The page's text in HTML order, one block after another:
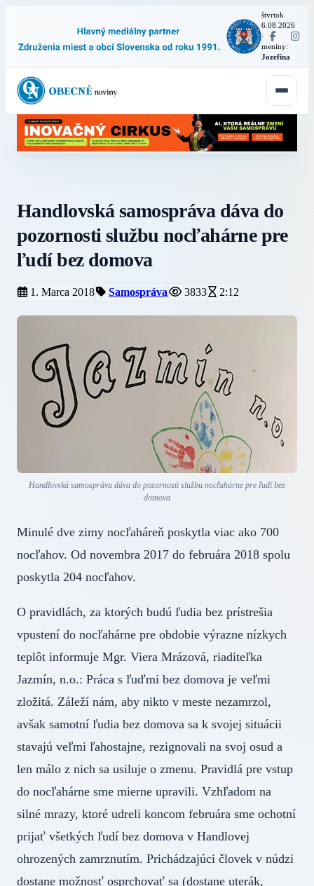
štvrtok
6.08.2026
·
meniny:
Jozefína
Handlovská samospráva dáva do
pozornosti službu nocľahárne pre
ľudí bez domova
1. Marca 2018 Samospráva 3833 2:12
Handlovská samospráva dáva do pozornosti službu nocľahárne pre ľudí bez
domova
Minulé dve zimy nocľaháreň poskytla viac ako 700
nocľahov. Od novembra 2017 do februára 2018 spolu
poskytla 204 nocľahov.
O pravidlách, za ktorých budú ľudia bez prístrešia
vpustení do nocľahárne pre obdobie výrazne nízkych
teplôt informuje Mgr. Viera Mrázová, riaditeľka
Jazmín, n.o.: Práca s ľuďmi bez domova je veľmi
zložitá. Záleží nám, aby nikto v meste nezamrzol,
avšak samotní ľudia bez domova sa k svojej situácii
stavajú veľmi ľahostajne, rezignovali na svoj osud a
len málo z nich sa usiluje o zmenu. Pravidlá pre vstup
do nocľahárne sme mierne upravili. Vzhľadom na
silné mrazy, ktoré udreli koncom februára sme ochotní
prijať všetkých ľudí bez domova v Handlovej
ohrozených zamrznutím. Prichádzajúci človek v núdzi
dostane možnosť osprchovať sa (dostane uterák,